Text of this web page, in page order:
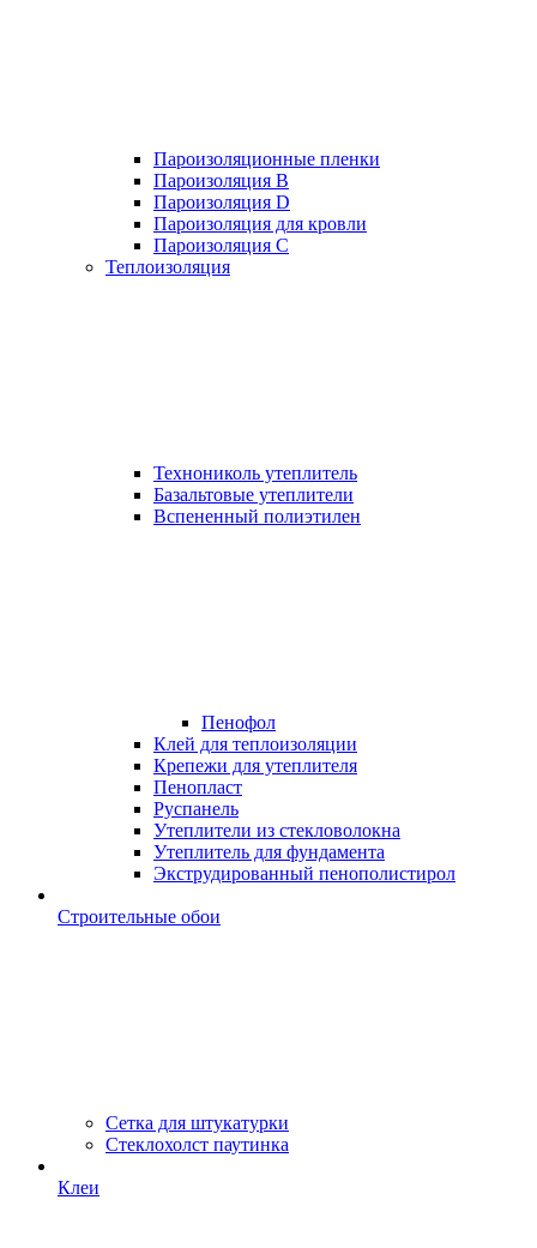
Пароизоляционные пленки
Пароизоляция B
Пароизоляция D
Пароизоляция для кровли
Пароизоляция С
Теплоизоляция
Технониколь утеплитель
Базальтовые утеплители
Вспененный полиэтилен
Пенофол
Клей для теплоизоляции
Крепежи для утеплителя
Пенопласт
Руспанель
Утеплители из стекловолокна
Утеплитель для фундамента
Экструдированный пенополистирол
Строительные обои
Сетка для штукатурки
Стеклохолст паутинка
Клеи